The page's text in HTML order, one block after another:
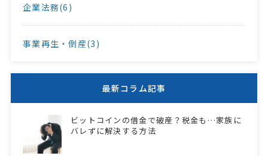
企業法務(6)
事業再生・倒産(3)
最新コラム記事
ビットコインの借金で破産？税金も…家族に
バレずに解決する方法